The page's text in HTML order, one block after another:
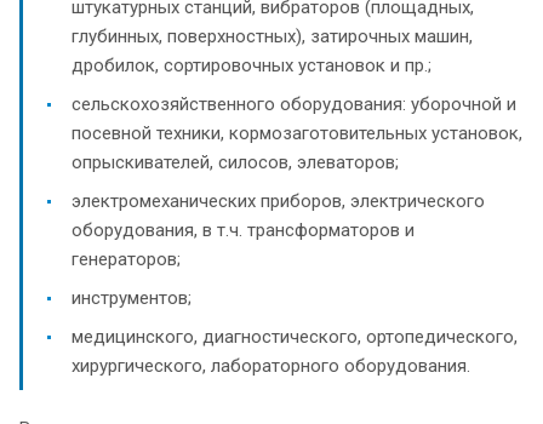
штукатурных станций, вибраторов (площадных,
глубинных, поверхностных), затирочных машин,
дробилок, сортировочных установок и пр.;
сельскохозяйственного оборудования: уборочной и
посевной техники, кормозаготовительных установок,
опрыскивателей, силосов, элеваторов;
электромеханических приборов, электрического
оборудования, в т.ч. трансформаторов и
генераторов;
инструментов;
медицинского, диагностического, ортопедического,
хирургического, лабораторного оборудования.